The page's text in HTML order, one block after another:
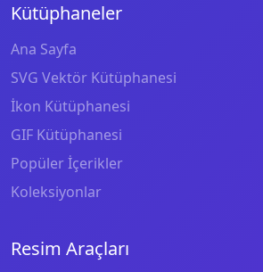
Kütüphaneler
Ana Sayfa
SVG Vektör Kütüphanesi
İkon Kütüphanesi
GIF Kütüphanesi
Popüler İçerikler
Koleksiyonlar
Resim Araçları